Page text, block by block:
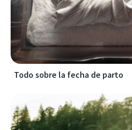
Todo sobre la fecha de parto